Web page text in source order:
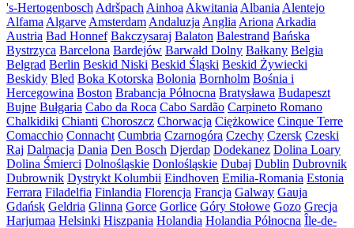
's-Hertogenbosch Adršpach Ainhoa Akwitania Albania Alentejo
Alfama Algarve Amsterdam Andaluzja Anglia Ariona Arkadia
Austria Bad Honnef Bakczysaraj Balaton Balestrand Bańska
Bystrzyca Barcelona Bardejów Barwałd Dolny Bałkany Belgia
Belgrad Berlin Beskid Niski Beskid Śląski Beskid Żywiecki
Beskidy Bled Boka Kotorska Bolonia Bornholm Bośnia i
Hercegowina Boston Brabancja Północna Bratysława Budapeszt
Bujne Bułgaria Cabo da Roca Cabo Sardão Carpineto Romano
Chalkidiki Chianti Choroszcz Chorwacja Ciężkowice Cinque Terre
Comacchio Connacht Cumbria Czarnogóra Czechy Czersk Czeski
Raj Dalmacja Dania Den Bosch Djerdap Dodekanez Dolina Loary
Dolina Śmierci Dolnośląskie Donlośląskie Dubaj Dublin Dubrovnik
Dubrownik Dystrykt Kolumbii Eindhoven Emilia-Romania Estonia
Ferrara Filadelfia Finlandia Florencja Francja Galway Gauja
Gdańsk Geldria Glinna Gorce Gorlice Góry Stołowe Gozo Grecja
Harjumaa Helsinki Hiszpania Holandia Holandia Północna Île-de-